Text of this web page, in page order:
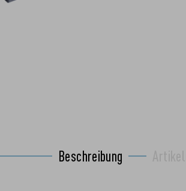
Beschreibung